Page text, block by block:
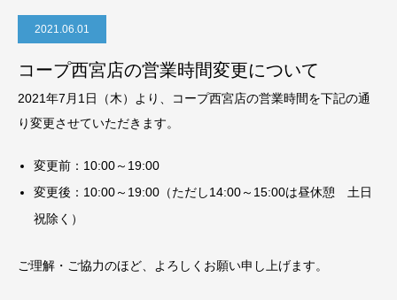
2021.06.01
コープ西宮店の営業時間変更について
2021年7月1日（木）より、コープ西宮店の営業時間を下記の通
り変更させていただきます。
変更前：10:00～19:00
変更後：10:00～19:00（ただし14:00～15:00は昼休憩 土日
祝除く）
ご理解・ご協力のほど、よろしくお願い申し上げます。